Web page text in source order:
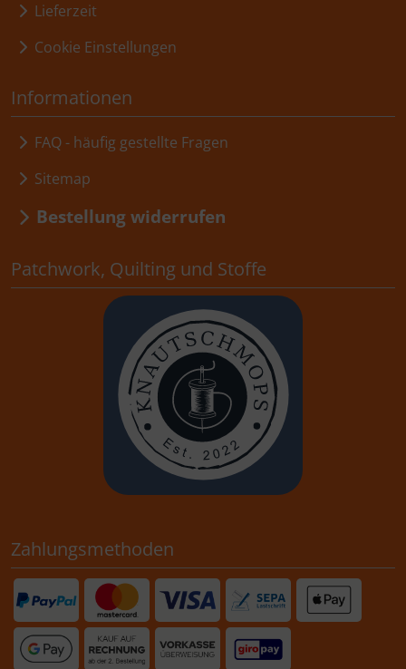
Lieferzeit
Cookie Einstellungen
Informationen
FAQ - häufig gestellte Fragen
Sitemap
Bestellung widerrufen
Patchwork, Quilting und Stoffe
Zahlungsmethoden